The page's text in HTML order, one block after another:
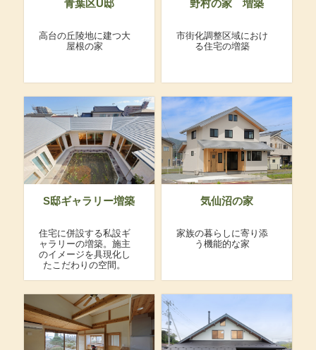
青葉区U邸
高台の丘陵地に建つ大
屋根の家
野村の家 増築
市街化調整区域におけ
る住宅の増築
S邸ギャラリー増築
住宅に併設する私設ギ
ャラリーの増築。施主
のイメージを具現化し
たこだわりの空間。
気仙沼の家
家族の暮らしに寄り添
う機能的な家